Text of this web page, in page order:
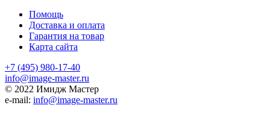
Помощь
Доставка и оплата
Гарантия на товар
Карта сайта
+7 (495) 980-17-40
info@image-master.ru
© 2022 Имидж Мастер
e-mail: info@image-master.ru